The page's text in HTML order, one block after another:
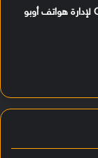
تحميل برنامج Oppo PC Suite لإدارة هواتف أوبو